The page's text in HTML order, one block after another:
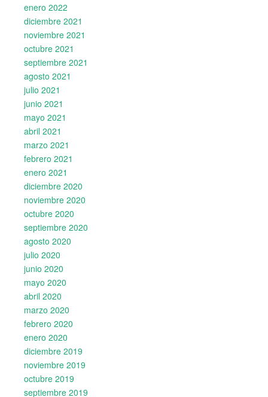
enero 2022
diciembre 2021
noviembre 2021
octubre 2021
septiembre 2021
agosto 2021
julio 2021
junio 2021
mayo 2021
abril 2021
marzo 2021
febrero 2021
enero 2021
diciembre 2020
noviembre 2020
octubre 2020
septiembre 2020
agosto 2020
julio 2020
junio 2020
mayo 2020
abril 2020
marzo 2020
febrero 2020
enero 2020
diciembre 2019
noviembre 2019
octubre 2019
septiembre 2019